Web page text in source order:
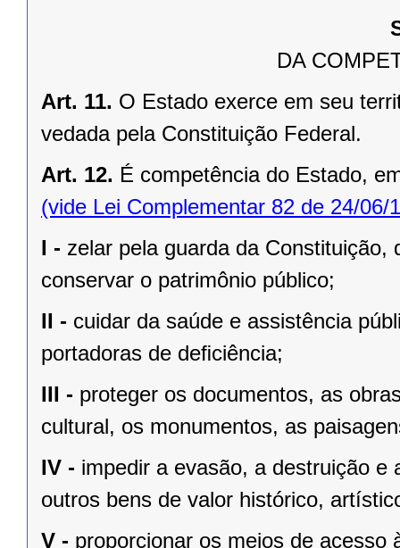
DA
Art. 11. O Estado exerce em seu
vedada pela Constituição Federal.
Art. 12. É competência do Estado,
(vide Lei Complementar 82 de 24/06/
I - zelar pela guarda da
conservar o patrimônio público;
II - cuidar da saúde e assistência
portadoras de deﬁciência;
III - proteger os documentos, as
cultural, os monumentos, as
IV - impedir a evasão, a destruição e
outros bens de valor histórico,
V - proporcionar os meios de acesso